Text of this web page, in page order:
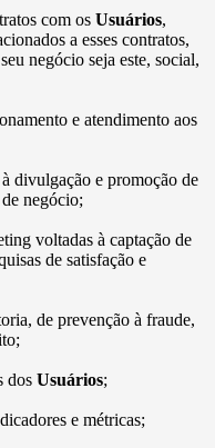
com os Usuários,
a esses contratos,
negócio seja este, social,
e atendimento aos
divulgação e promoção de
negócio;
voltadas à captação de
de satisfação e
de prevenção à fraude,
dos Usuários;
e métricas;